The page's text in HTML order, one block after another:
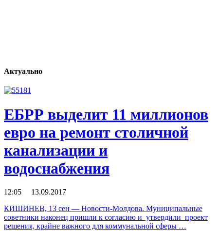
Актуально
ЕБРР выделит 11 миллионов
евро на ремонт столичной
канализации и
водоснабжения
12:05 13.09.2017
КИШИНЕВ, 13 сен — Новости-Молдова. Муниципальные
советники наконец пришли к согласию и утвердили проект
решения, крайне важного для коммунальной сферы …